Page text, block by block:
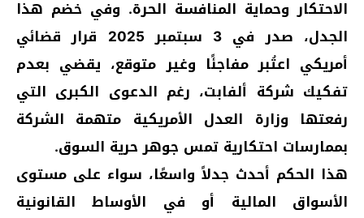
الاحتكار وحماية المنافسة الحرة. وفي خضم هذا
الجدل، صدر في 3 سبتمبر 2025 قرار قضائي
أمريكي اعتُبر مفاجئًا وغير متوقع، يقضي بعدم
تفكيك شركة ألفابت، رغم الدعوى الكبرى التي
رفعتها وزارة العدل الأمريكية متهمة الشركة
بممارسات احتكارية تمس جوهر حرية السوق.
هذا الحكم أحدث جدلاً واسعًا، سواء على مستوى
الأسواق المالية أو في الأوساط القانونية